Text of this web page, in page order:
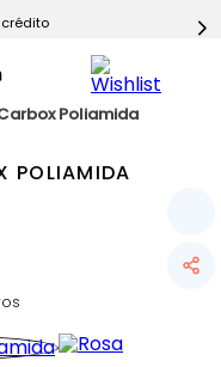
Poliamida
POLIAMIDA